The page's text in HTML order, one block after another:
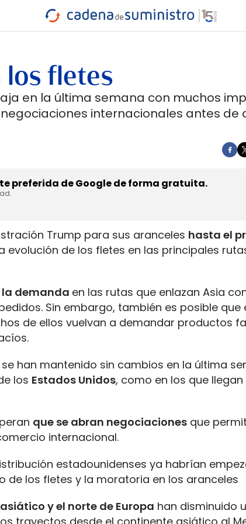
CARRETERA
MARÍTIMO INTERMODAL
los fletes
en la última semana con muchos
internacionales antes de
preferida de Google de forma gratuita.
Trump para sus aranceles hasta el
de los fletes en las principales
la demanda en las rutas que enlazan Asia
Sin embargo, también es posible que
de ellos vuelvan a demandar productos
han mantenido sin cambios en la última
los Estados Unidos, como en los que
que se abran negociaciones que
internacional.
estadounidenses ya habrían
de los fletes y la moratoria en los aranceles
y el norte de Europa han disminuido